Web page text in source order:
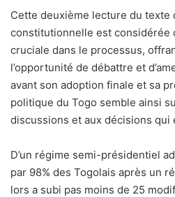
Cette deuxième lecture du texte
constitutionnelle est considérée
cruciale dans le processus,
l’opportunité de débattre et
avant son adoption finale et sa
politique du Togo semble ainsi
discussions et aux décisions qui
D’un régime semi-présidentiel
par 98% des Togolais après un
lors a subi pas moins de 25